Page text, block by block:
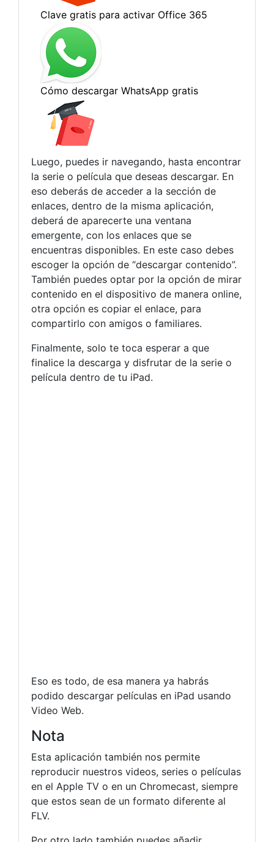
Luego, puedes ir navegando, hasta encontrar
la serie o película que deseas descargar. En
eso deberás de acceder a la sección de
enlaces, dentro de la misma aplicación,
deberá de aparecerte una ventana
emergente, con los enlaces que se
encuentras disponibles. En este caso debes
escoger la opción de “descargar contenido”.
También puedes optar por la opción de mirar
contenido en el dispositivo de manera online,
otra opción es copiar el enlace, para
compartirlo con amigos o familiares.
Finalmente, solo te toca esperar a que
finalice la descarga y disfrutar de la serie o
película dentro de tu iPad.
Eso es todo, de esa manera ya habrás
podido descargar películas en iPad usando
Video Web.
Nota
Esta aplicación también nos permite
reproducir nuestros videos, series o películas
en el Apple TV o en un Chromecast, siempre
que estos sean de un formato diferente al
FLV.